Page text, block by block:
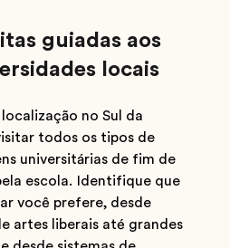
guiadas aos
locais
no Sul da
todos os tipos de
universitárias de fim de
escola. Identifique que
você prefere, desde
artes liberais até grandes